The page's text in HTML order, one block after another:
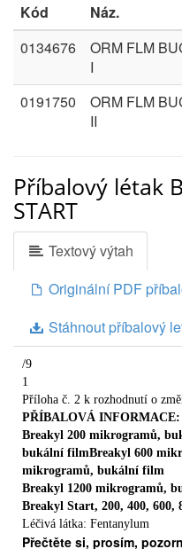
Kód Náz.
0134676
ORM FLM
I
0191750
ORM FLM
II
Příbalový létak
START
Textový výtah
Originální PDF
Stáhnout příbalový
/9
1
Příloha č. 2 k rozhodnutí o
PŘÍBALOVÁ
Breakyl 200 mikrogramů,
bukální filmBreakyl 600
mikrogramů, bukální film
Breakyl 1200 mikrogramů,
Breakyl Start, 200, 400,
Léčivá látka: Fentanylum
Přečtěte si, prosím,